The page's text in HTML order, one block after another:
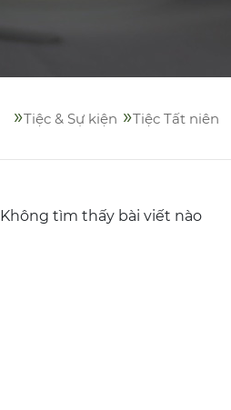
»Tiệc & Sự kiện »Tiệc Tất niên
Không tìm thấy bài viết nào